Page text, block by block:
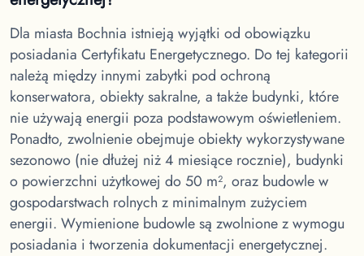
Dla miasta Bochnia istnieją wyjątki od obowiązku
posiadania Certyfikatu Energetycznego. Do tej kategorii
należą między innymi zabytki pod ochroną
konserwatora, obiekty sakralne, a także budynki, które
nie używają energii poza podstawowym oświetleniem.
Ponadto, zwolnienie obejmuje obiekty wykorzystywane
sezonowo (nie dłużej niż 4 miesiące rocznie), budynki
o powierzchni użytkowej do 50 m², oraz budowle w
gospodarstwach rolnych z minimalnym zużyciem
energii. Wymienione budowle są zwolnione z wymogu
posiadania i tworzenia dokumentacji energetycznej.